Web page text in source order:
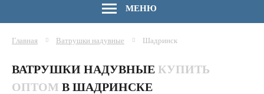
МЕНЮ
Главная Ватрушки надувные Шадринск
ВАТРУШКИ НАДУВНЫЕ КУПИТЬ
ОПТОМ В ШАДРИНСКЕ